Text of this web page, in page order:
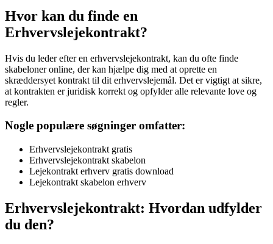
Hvor kan du finde en
Erhvervslejekontrakt?
Hvis du leder efter en erhvervslejekontrakt, kan du ofte finde
skabeloner online, der kan hjælpe dig med at oprette en
skræddersyet kontrakt til dit erhvervslejemål. Det er vigtigt at sikre,
at kontrakten er juridisk korrekt og opfylder alle relevante love og
regler.
Nogle populære søgninger omfatter:
Erhvervslejekontrakt gratis
Erhvervslejekontrakt skabelon
Lejekontrakt erhverv gratis download
Lejekontrakt skabelon erhverv
Erhvervslejekontrakt: Hvordan udfylder
du den?